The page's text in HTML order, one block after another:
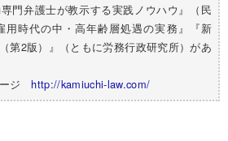
門弁護士が教示する実践ノウハウ』（民
用時代の中・高年齢層処遇の実務』『新
2版）』（ともに労務行政研究所）があ
ージhttp://kamiuchi-law.com/